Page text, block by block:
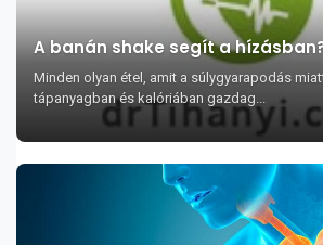
A banán shake segít a
Minden olyan étel, amit a súlygyarapodás
tápanyagban és kalóriában gazdag...